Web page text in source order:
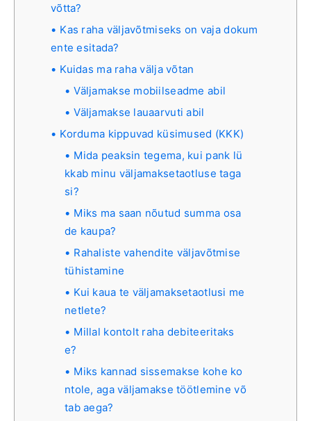
võtta?
Kas raha väljavõtmiseks on vaja dokum
ente esitada?
Kuidas ma raha välja võtan
Väljamakse mobiilseadme abil
Väljamakse lauaarvuti abil
Korduma kippuvad küsimused (KKK)
Mida peaksin tegema, kui pank lü
kkab minu väljamaksetaotluse taga
si?
Miks ma saan nõutud summa osa
de kaupa?
Rahaliste vahendite väljavõtmise
tühistamine
Kui kaua te väljamaksetaotlusi me
netlete?
Millal kontolt raha debiteeritaks
e?
Miks kannad sissemakse kohe ko
ntole, aga väljamakse töötlemine võ
tab aega?